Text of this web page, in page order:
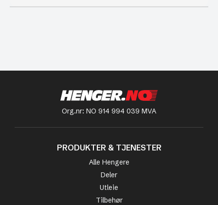
Org.nr: NO 914 994 039 MVA
PRODUKTER & TJENESTER
Alle Hengere
Deler
Utleie
Tilbehør